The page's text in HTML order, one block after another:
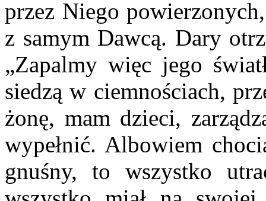
przez Niego
z samym Dawcą. Dary
„Zapalmy więc jego
siedzą w ciemnościach,
żonę, mam dzieci,
wypełnić. Albowiem
gnuśny, to wszystko